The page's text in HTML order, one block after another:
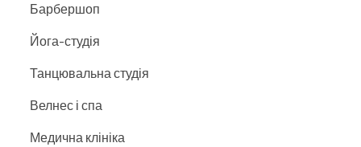
Барбершоп
Йога-студія
Танцювальна студія
Велнес і спа
Медична клініка